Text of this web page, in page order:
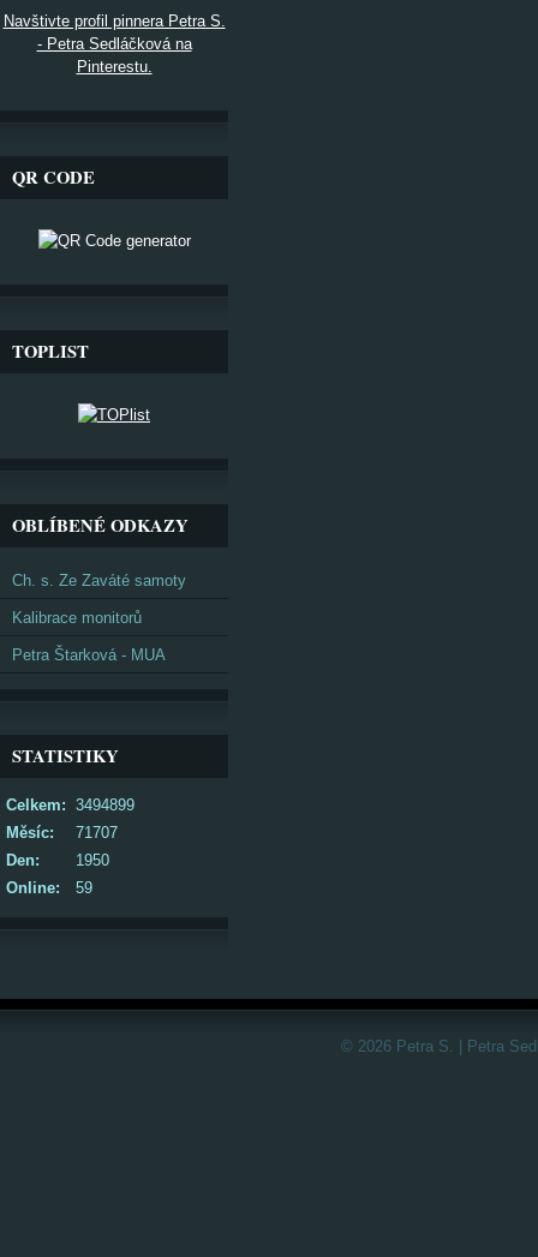
Navštivte profil pinnera Petra S.
- Petra Sedláčková na
Pinterestu.
QR CODE
TOPLIST
OBLÍBENÉ ODKAZY
Ch. s. Ze Zaváté samoty
Kalibrace monitorů
Petra Štarková - MUA
STATISTIKY
Online: 59
Celkem: 3494899
Měsíc:
71707
Den:
1950
© 2026 Petra S. | Petra